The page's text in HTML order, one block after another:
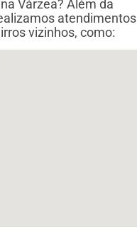
na Várzea? Além da
atendimentos
vizinhos, como: